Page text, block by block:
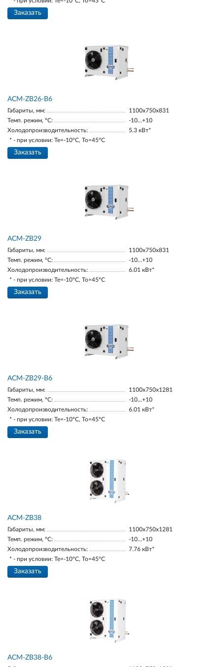
Заказать
ACM-ZB26-В6
Габариты, мм:
1100х750х831
Темп. режим, °С:
-10...+10
Холодопроизводительность:
5.3 кВт*
* - при условии: Te=-10ºC, To=45ºC
Заказать
ACM-ZB29
Габариты, мм:
1100х750х831
Темп. режим, °С:
-10...+10
Холодопроизводительность:
6.01 кВт*
* - при условии: Te=-10ºC, To=45ºC
Заказать
ACM-ZB29-В6
Габариты, мм:
1100х750х1281
Темп. режим, °С:
-10...+10
Холодопроизводительность:
6.01 кВт*
* - при условии: Te=-10ºC, To=45ºC
Заказать
ACM-ZB38
Габариты, мм:
1100х750х1281
Темп. режим, °С:
-10…+10
Холодопроизводительность:
7.76 кВт*
* - при условии: Te=-10ºC, To=45ºC
Заказать
ACM-ZB38-В6